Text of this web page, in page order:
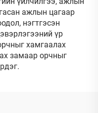
ажлын цагаар
нэгтгэсэн
үр
хамгаалах
замаар орчныг